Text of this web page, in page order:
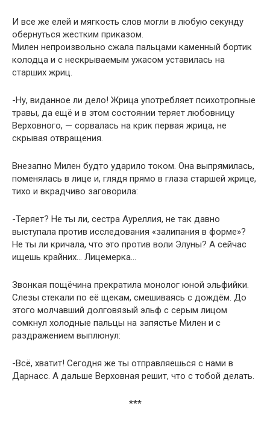
И все же елей и мягкость слов могли в любую секунду
обернуться жестким приказом.
Милен непроизвольно сжала пальцами каменный бортик
колодца и с нескрываемым ужасом уставилась на
старших жриц.
-Ну, виданное ли дело! Жрица употребляет психотропные
травы, да ещё и в этом состоянии теряет любовницу
Верховного, — сорвалась на крик первая жрица, не
скрывая отвращения.
Внезапно Милен будто ударило током. Она выпрямилась,
поменялась в лице и, глядя прямо в глаза старшей жрице,
тихо и вкрадчиво заговорила:
-Теряет? Не ты ли, сестра Ауреллия, не так давно
выступала против исследования «залипания в форме»?
Не ты ли кричала, что это против воли Элуны? А сейчас
ищешь крайних… Лицемерка…
Звонкая пощёчина прекратила монолог юной эльфийки.
Слезы стекали по её щекам, смешиваясь с дождём. До
этого молчавший долговязый эльф с серым лицом
сомкнул холодные пальцы на запястье Милен и с
раздражением выплюнул:
-Всё, хватит! Сегодня же ты отправляешься с нами в
Дарнасс. А дальше Верховная решит, что с тобой делать.
***